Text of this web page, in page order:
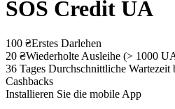
SOS Credit UA
100 ₴Erstes Darlehen
20 ₴Wiederholte Ausleihe (> 1000
36 Tages Durchschnittliche Wartezeit
Cashbacks
Installieren Sie die mobile App